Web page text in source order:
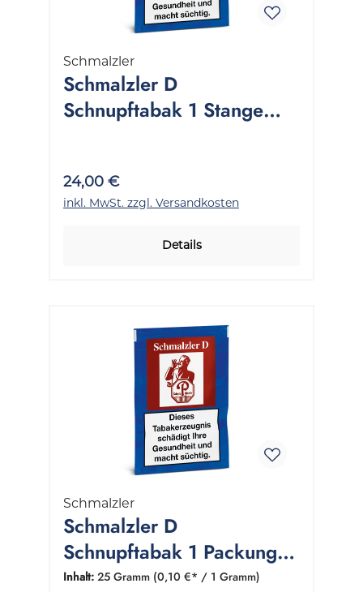
Schmalzler
Schmalzler D
Schnupftabak 1 Stange
24,00 €
inkl. MwSt. zzgl. Versandkosten
Details
Schmalzler
Schmalzler D
Schnupftabak 1 Packung
25 Gramm
Inhalt: 25 Gramm (0,10 €* / 1 Gramm)